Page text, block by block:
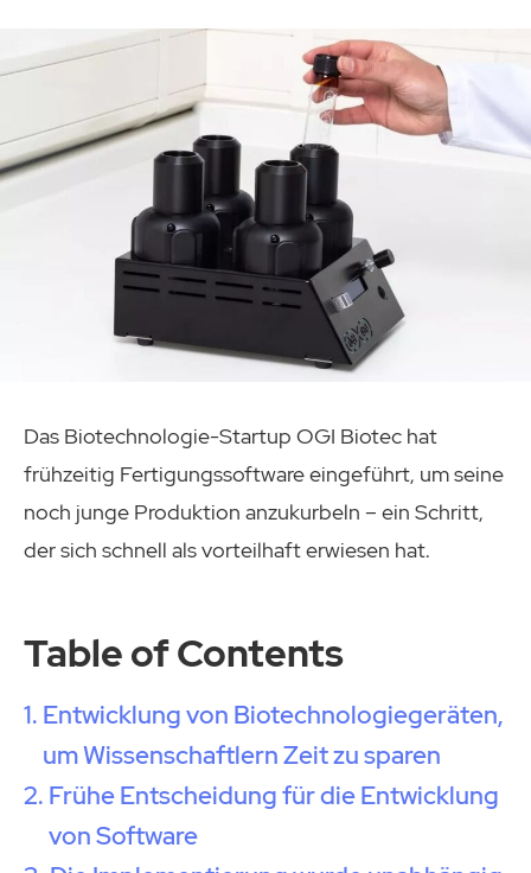
Das Biotechnologie-Startup OGI Biotec hat
frühzeitig Fertigungssoftware eingeführt, um seine
noch junge Produktion anzukurbeln – ein Schritt,
der sich schnell als vorteilhaft erwiesen hat.
Table of Contents
Entwicklung von Biotechnologiegeräten,
um Wissenschaftlern Zeit zu sparen
Frühe Entscheidung für die Entwicklung
von Software